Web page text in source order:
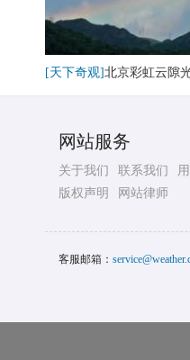
[天下奇观]北京彩虹云隙
网站服务
关于我们 联系我们
版权声明
网站律师
客服邮箱：